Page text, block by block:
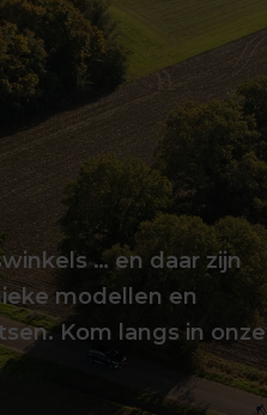
… en daar zijn
modellen en
Kom langs in onze